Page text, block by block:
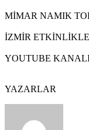
MİMAR NAMIK
İZMİR
YOUTUBE
YAZARLAR